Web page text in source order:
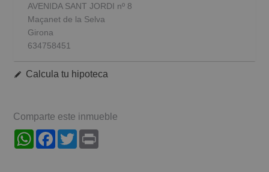
AVENIDA SANT JORDI nº 8
Maçanet de la Selva
Girona
634758451
Calcula tu hipoteca
Comparte este inmueble
WhatsAppFacebook
Twitter